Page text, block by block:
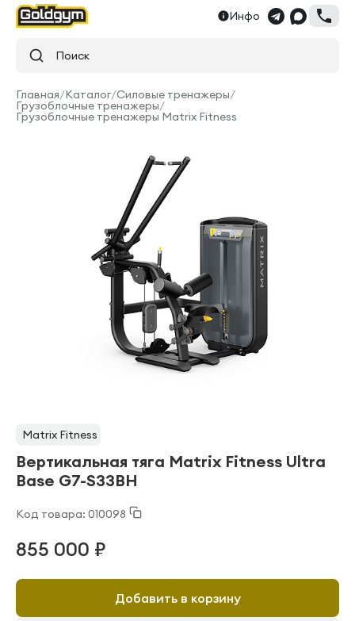
Инфо
Поиск
Главная/Каталог/Силовые тренажеры/
Грузоблочные тренажеры/
Грузоблочные тренажеры Matrix Fitness
Matrix Fitness
Вертикальная тяга Matrix Fitness Ultra
Base G7-S33BH
Код товара: 010098
855 000 ₽
Добавить в корзину